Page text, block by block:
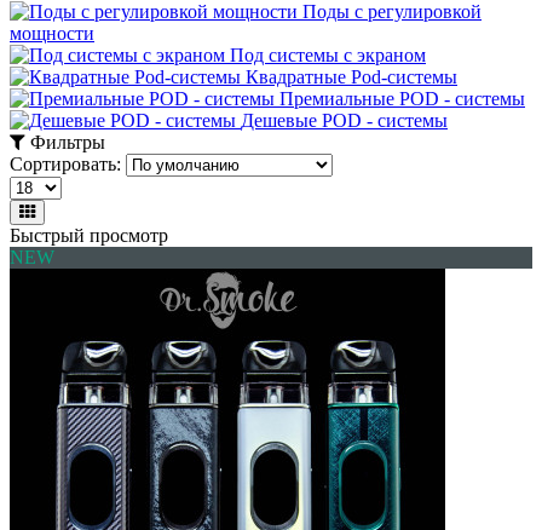
Поды с регулировкой
мощности
Под системы с экраном
Квадратные Pod-системы
Премиальные POD - системы
Дешевые POD - системы
Фильтры
Сортировать:
Быстрый просмотр
NEW